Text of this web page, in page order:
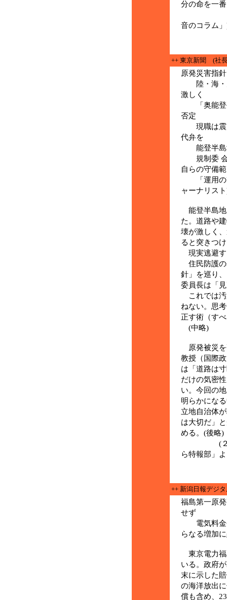
分の命を一
音のコラム
++ 東京新聞 (社
原発災害指
陸・海・
激しく
「奥能登
否定
現職は震
代弁を
能登半島
規制委 会
自らの守備
「運用の
ャーナリス
能登半島地
た。道路や
壊が激しく
ると突きつ
現実逃避す
住民防護の
針」を巡り
委員長は「
これでは汚
ねない。思
正す術（す
(中略)
原発被災を
教授（国際
は「道路は
だけの気密
い。今回の
明らかにな
立地自治体
は大切だ」
める。(後略)
(２月７
ら特報部」
++ 新潟日報デジ
福島第一原
せず
電気料金
らなる増加
東京電力福
いる。政府
末に示した
の海洋放出
償も含め、